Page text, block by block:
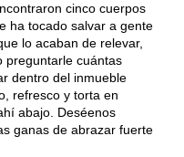
cinco cuerpos
ha tocado salvar a gente
lo acaban de relevar,
preguntarle cuántas
dentro del inmueble
refresco y torta en
abajo. Deséenos
ganas de abrazar fuerte